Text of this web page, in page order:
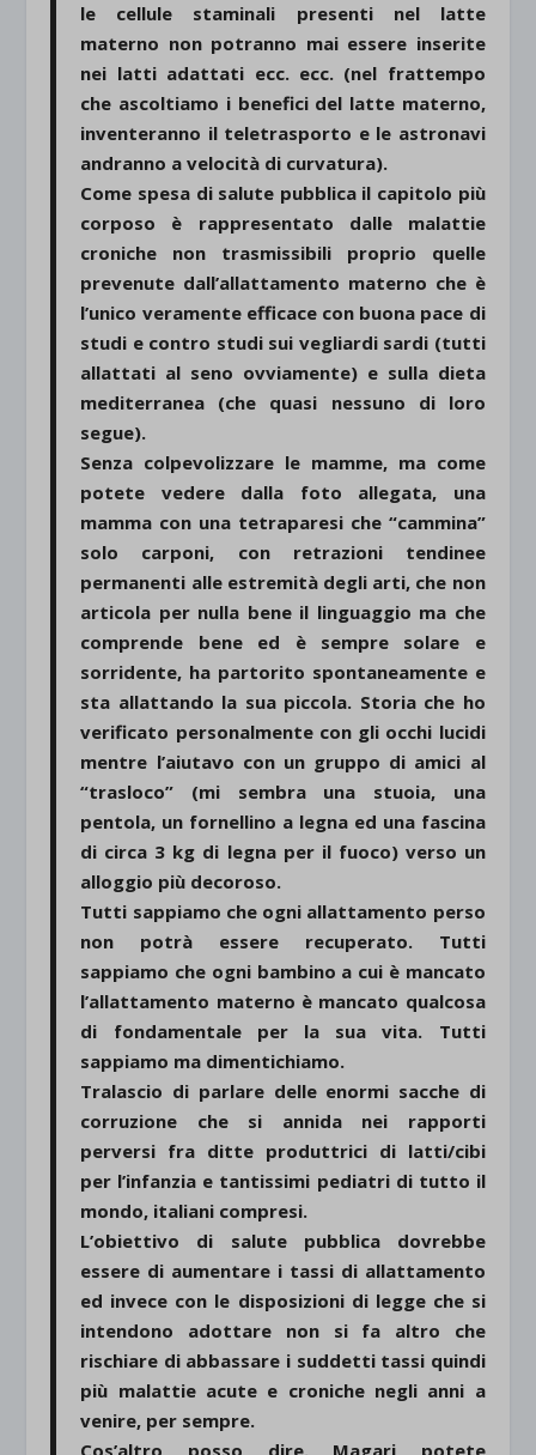
le cellule staminali presenti nel latte
materno non potranno mai essere inserite
nei latti adattati ecc. ecc. (nel frattempo
che ascoltiamo i benefici del latte materno,
inventeranno il teletrasporto e le astronavi
andranno a velocità di curvatura).
Come spesa di salute pubblica il capitolo più
corposo è rappresentato dalle malattie
croniche non trasmissibili proprio quelle
prevenute dall’allattamento materno che è
l’unico veramente efficace con buona pace di
studi e contro studi sui vegliardi sardi (tutti
allattati al seno ovviamente) e sulla dieta
mediterranea (che quasi nessuno di loro
segue).
Senza colpevolizzare le mamme, ma come
potete vedere dalla foto allegata, una
mamma con una tetraparesi che “cammina”
solo carponi, con retrazioni tendinee
permanenti alle estremità degli arti, che non
articola per nulla bene il linguaggio ma che
comprende bene ed è sempre solare e
sorridente, ha partorito spontaneamente e
sta allattando la sua piccola. Storia che ho
verificato personalmente con gli occhi lucidi
mentre l’aiutavo con un gruppo di amici al
“trasloco” (mi sembra una stuoia, una
pentola, un fornellino a legna ed una fascina
di circa 3 kg di legna per il fuoco) verso un
alloggio più decoroso.
Tutti sappiamo che ogni allattamento perso
non potrà essere recuperato. Tutti
sappiamo che ogni bambino a cui è mancato
l’allattamento materno è mancato qualcosa
di fondamentale per la sua vita. Tutti
sappiamo ma dimentichiamo.
Tralascio di parlare delle enormi sacche di
corruzione che si annida nei rapporti
perversi fra ditte produttrici di latti/cibi
per l’infanzia e tantissimi pediatri di tutto il
mondo, italiani compresi.
L’obiettivo di salute pubblica dovrebbe
essere di aumentare i tassi di allattamento
ed invece con le disposizioni di legge che si
intendono adottare non si fa altro che
rischiare di abbassare i suddetti tassi quindi
più malattie acute e croniche negli anni a
venire, per sempre.
Cos’altro posso dire. Magari potete